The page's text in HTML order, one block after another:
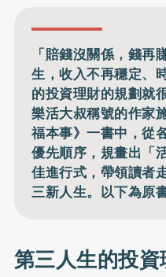
「賠錢沒關係，錢
生，收入不再穩定、
的投資理財的規劃就
樂活大叔稱號的作家
福本事》一書中，從
優先順序，規畫出「
佳進行式，帶領讀者
三新人生。以下為原
第三人生的投